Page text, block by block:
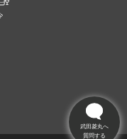
武田菱丸へ
質問する